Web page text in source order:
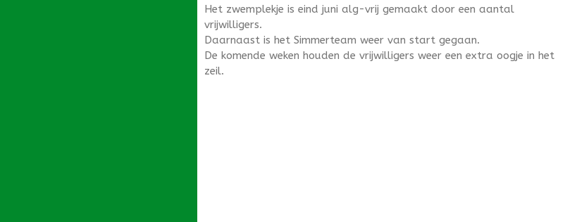
Het zwemplekje is eind juni alg-vrij gemaakt door een aantal
vrijwilligers.
Daarnaast is het Simmerteam weer van start gegaan.
De komende weken houden de vrijwilligers weer een extra oogje in het
zeil.